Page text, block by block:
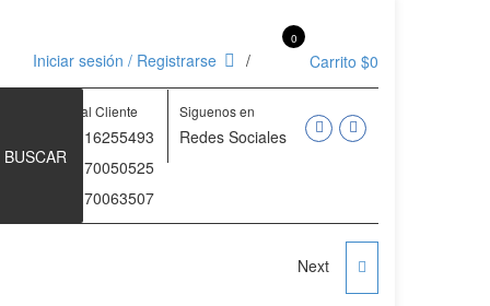
Iniciar sesión / Registrarse
0
Carrito $0
Atención al Cliente
(+57) 3116255493
(+57) 3170050525
(+57) 3170063507
Siguenos en
Redes Sociales
BUSCAR
DISCOS OLIMPICOS
Next